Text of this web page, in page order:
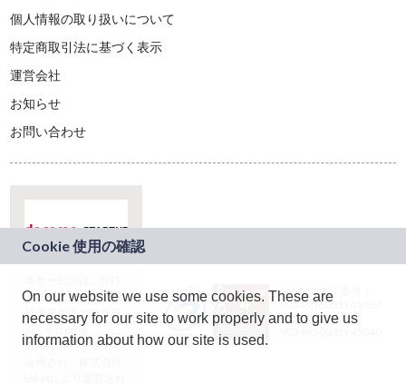
個人情報の取り扱いについて
特定商取引法に基づく表示
運営会社
お知らせ
お問い合わせ
ドコモグループの新
規事業創出プログラ
ム「docomo
STARTUP」を通じて
JASRAC許諾番号：
9024936001Y45037
JASRAC許諾番号：
On our website we use some cookies. These are
necessary for our site to work properly and to give us
information about how our site is used.